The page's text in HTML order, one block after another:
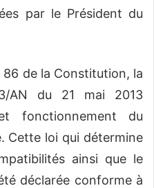
par le Président du
86 de la Constitution, la
AN du 21 mai 2013
fonctionnement du
Cette loi qui détermine
ainsi que le
déclarée conforme à